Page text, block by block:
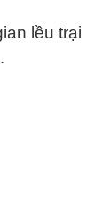
lều trại